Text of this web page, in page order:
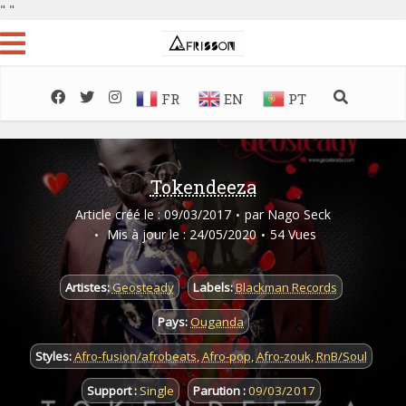
" "
FR EN PT
Tokendeeza
Article créé le : 09/03/2017 par Nago Seck
Mis à jour le : 24/05/2020
54 Vues
Artistes:Geosteady Labels:Blackman Records
Pays:Ouganda
Styles:Afro-fusion/afrobeats,Afro-pop,Afro-zouk,RnB/Soul
Support :Single Parution :09/03/2017